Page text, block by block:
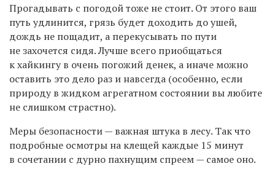
Прогадывать с погодой тоже не стоит. От этого ваш
путь удлинится, грязь будет доходить до ушей,
дождь не пощадит, а перекусывать по пути
не захочется сидя. Лучше всего приобщаться
к хайкингу в очень погожий денек, а иначе можно
оставить это дело раз и навсегда (особенно, если
природу в жидком агрегатном состоянии вы любите
не слишком страстно).
Меры безопасности — важная штука в лесу. Так что
подробные осмотры на клещей каждые 15 минут
в сочетании с дурно пахнущим спреем — самое оно.